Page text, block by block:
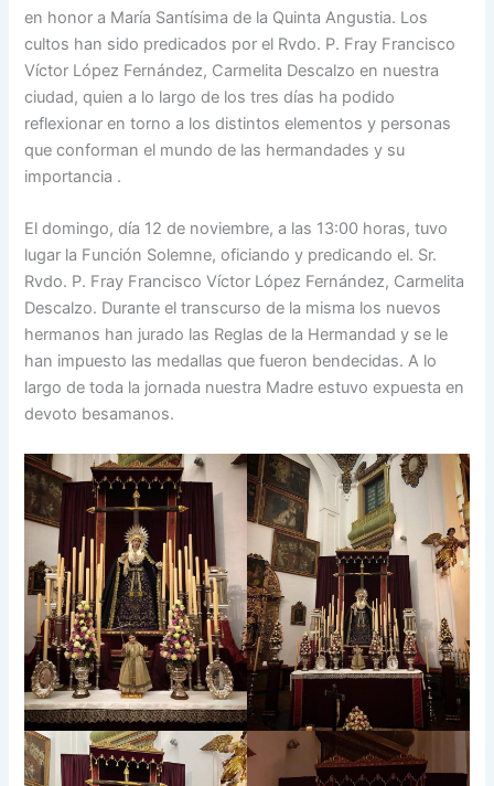
en honor a María Santísima de la Quinta Angustia. Los
cultos han sido predicados por el Rvdo. P. Fray Francisco
Víctor López Fernández, Carmelita Descalzo en nuestra
ciudad, quien a lo largo de los tres días ha podido
reflexionar en torno a los distintos elementos y personas
que conforman el mundo de las hermandades y su
importancia .
El domingo, día 12 de noviembre, a las 13:00 horas, tuvo
lugar la Función Solemne, oficiando y predicando el. Sr.
Rvdo. P. Fray Francisco Víctor López Fernández, Carmelita
Descalzo. Durante el transcurso de la misma los nuevos
hermanos han jurado las Reglas de la Hermandad y se le
han impuesto las medallas que fueron bendecidas. A lo
largo de toda la jornada nuestra Madre estuvo expuesta en
devoto besamanos.